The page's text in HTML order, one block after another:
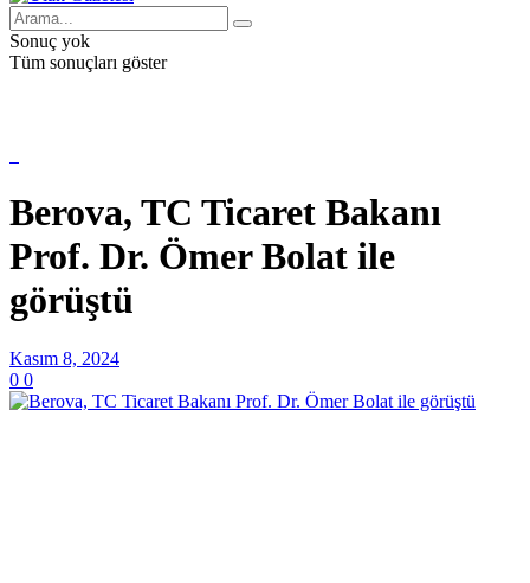
Sonuç yok
Tüm sonuçları göster
Berova, TC Ticaret Bakanı
Prof. Dr. Ömer Bolat ile
görüştü
Kasım 8, 2024
0 0